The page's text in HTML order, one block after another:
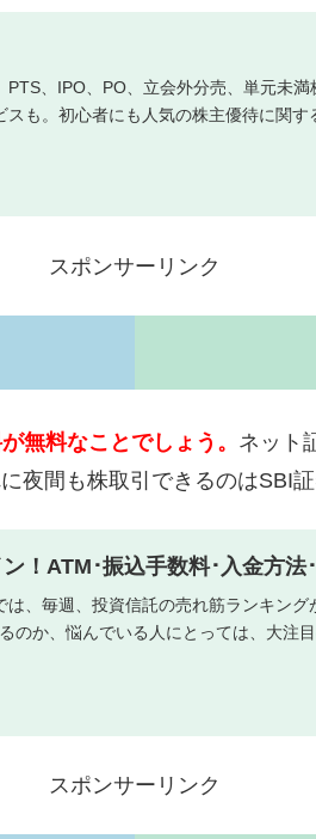
、IPO、PO、立会外分売、単元未
も。初心者にも人気の株主優待に関す
スポンサーリンク
無料なことでしょう。 ネット
夜間も株取引できるのはSBI証
！ATM･振込手数料･入金方法
、毎週、投資信託の売れ筋ランキン
のか、悩んでいる人にとっては、大注
スポンサーリンク